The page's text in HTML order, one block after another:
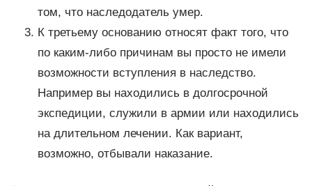
том, что наследодатель умер.
К третьему основанию относят факт того, что
по каким-либо причинам вы просто не имели
возможности вступления в наследство.
Например вы находились в долгосрочной
экспедиции, служили в армии или находились
на длительном лечении. Как вариант,
возможно, отбывали наказание.